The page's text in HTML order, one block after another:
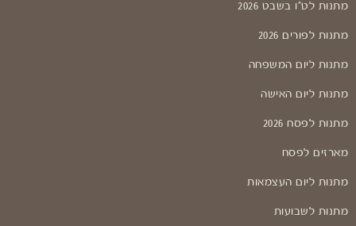
מתנות לט"ו בשבט 2026
מתנות לפורים 2026
מתנות ליום המשפחה
מתנות ליום האישה
מתנות לפסח 2026
מארזים לפסח
מתנות ליום העצמאות
מתנות לשבועות